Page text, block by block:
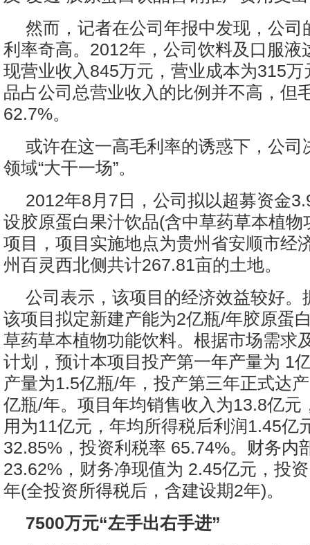
然而，记者在公司年报中发现，公司
利率奇高。2012年，公司饮料及口服液
现营业收入845万元，营业成本为315万
品占公司总营业收入的比例并不高，但
62.7%。
或许在这一高毛利率的诱惑下，公司
领域“大干一场”。
2012年8月7日，公司拟以超募资金
设胶原蛋白果汁饮品(含中草药草本植物
项目，项目实施地点为贵州省安顺市经
州百灵西北侧共计267.81亩的土地。
公司表示，该项目的经济效益较好。
该项目拟定新建产能为2亿瓶/年胶原蛋
草药草本植物功能饮料。根据市场需求
计划，预计本项目投产第一年产量为 1
产量为1.5亿瓶/年，投产第三年正式达
亿瓶/年。项目年均销售收入为13.8亿元
用为11亿元，年均所得税后利润1.45亿
32.85%，投资利税率 65.74%。财务内
23.62%，财务净现值为 2.45亿元，投
年(全投资所得税后，含建设期2年)。
7500万元“左手出右手进”